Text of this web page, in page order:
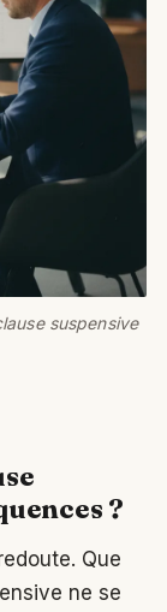
suspensive
?
Que
ne se